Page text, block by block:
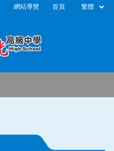
網站導覽 首頁 繁體